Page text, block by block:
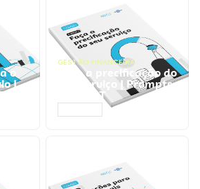
o
|
GESTÃO FINANCEIRA
Faça a precificação do
seu serviço | Prompts
ChatGPT